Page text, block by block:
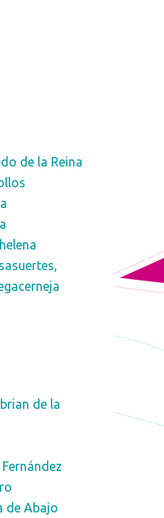
de la Reina
de la
de Abajo